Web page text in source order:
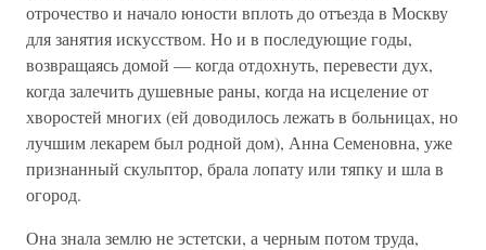
отрочество и начало юности вплоть до отъезда в Москву
для занятия искусством. Но и в последующие годы,
возвращаясь домой — когда отдохнуть, перевести дух,
когда залечить душевные раны, когда на исцеление от
хворостей многих (ей доводилось лежать в больницах, но
лучшим лекарем был родной дом), Анна Семеновна, уже
признанный скульптор, брала лопату или тяпку и шла в
огород.
Она знала землю не эстетски, а черным потом труда,